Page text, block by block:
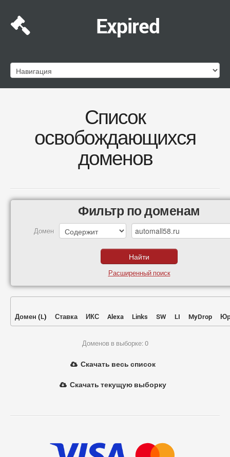
Expired
Список
освобождающихся
доменов
Фильтр по доменам
Домен
Расширенный поиск
Домен (L) Ставка ИКС Alexa Links SW LI MyDrop
Доменов в выборке: 0
Скачать весь список
Скачать текущую выборку